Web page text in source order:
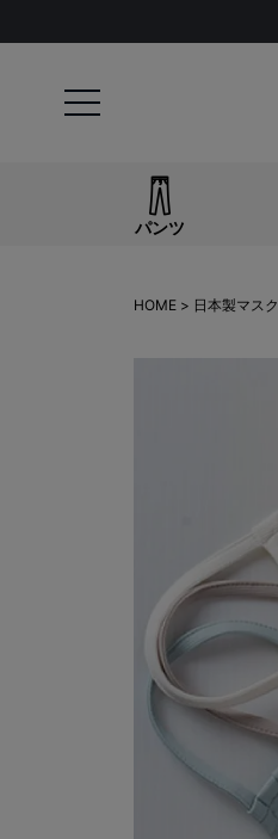
パンツ
HOME 日本製マスク